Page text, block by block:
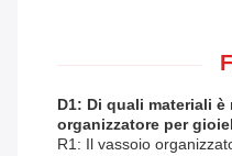
D1: Di quali materiali
organizzatore per
R1: Il vassoio